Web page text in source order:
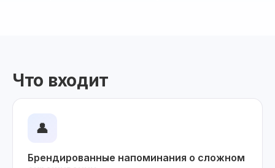
Что входит
👤
Брендированные напоминания о сложном